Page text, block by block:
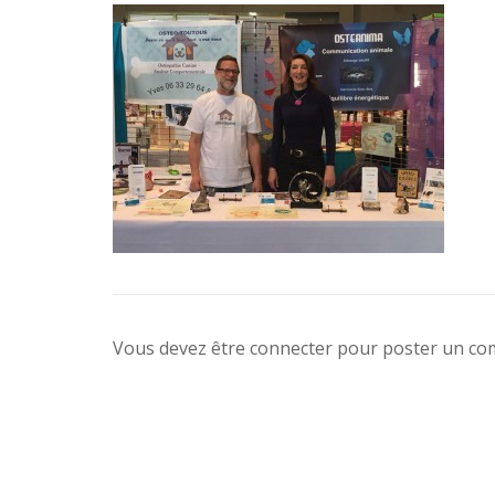
Vous devez être connecter pour poster un